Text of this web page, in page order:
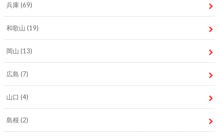
兵庫(69)
和歌山 (19)
岡山 (13)
広島 (7)
山口 (4)
島根 (2)